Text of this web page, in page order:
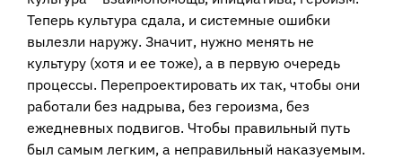
Теперь культура сдала, и системные ошибки
вылезли наружу. Значит, нужно менять не
культуру (хотя и ее тоже), а в первую очередь
процессы. Перепроектировать их так, чтобы они
работали без надрыва, без героизма, без
ежедневных подвигов. Чтобы правильный путь
был самым легким, а неправильный наказуемым.